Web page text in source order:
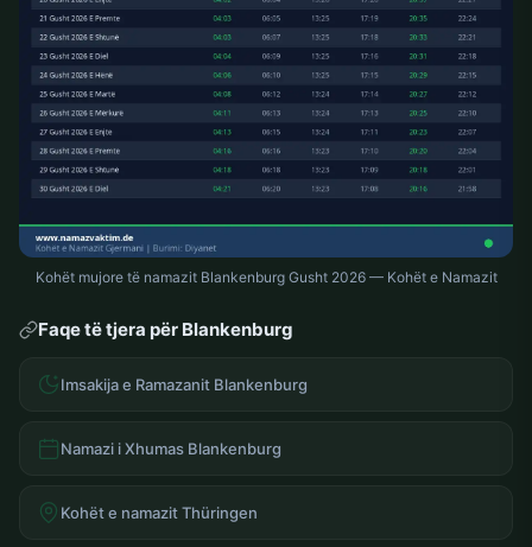
Kohët mujore të namazit Blankenburg Gusht 2026 — Kohët e Namazit
Faqe të tjera për Blankenburg
Imsakija e Ramazanit Blankenburg
Namazi i Xhumas Blankenburg
Kohët e namazit Thüringen